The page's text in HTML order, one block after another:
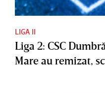
LIGA II
Liga 2: CSC
Mare au remizat,